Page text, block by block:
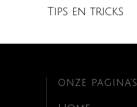
Tips en tricks
ONZE PAGINA’S